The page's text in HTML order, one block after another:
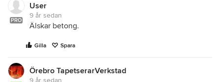
PRO
User
9 år sedan
Älskar betong.
Gilla Spara
Örebro TapetserarVerkstad
9 år sedan